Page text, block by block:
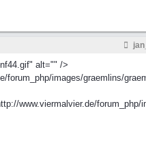
alt="" />
forum_php/images/graemlins/
www.viermalvier.de/